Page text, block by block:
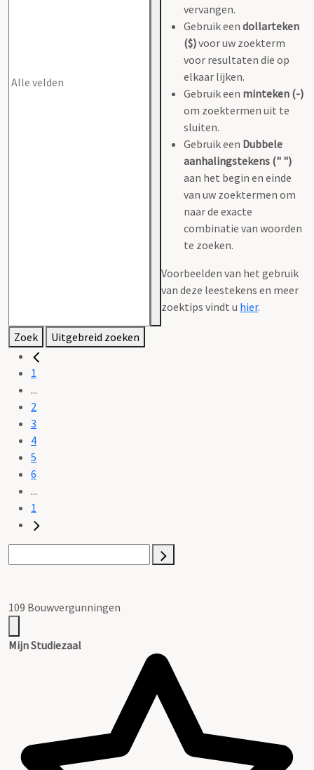
vervangen.
Gebruik een dollarteken
($)voor uw zoekterm
voor resultaten die op
elkaar lijken.
Gebruik een minteken (-)
om zoektermen uit te
sluiten.
Gebruik een Dubbele
aanhalingstekens (" ")
aan het begin en einde
van uw zoektermen om
naar de exacte
combinatie van woorden
te zoeken.
Voorbeelden van het gebruik
van deze leestekens en meer
zoektips vindt u hier.
Zoek Uitgebreid zoeken
1
...
2
3
4
5
6
...
1
109 Bouwvergunningen
Mijn Studiezaal